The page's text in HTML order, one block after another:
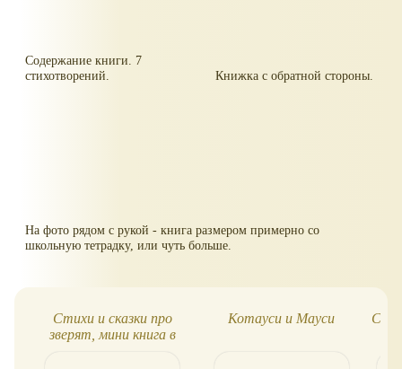
Содержание книги. 7
стихотворений.
Книжка с обратной стороны.
На фото рядом с рукой - книга размером примерно со
школьную тетрадку, или чуть больше.
Стихи и сказки про
зверят, мини книга в
Котауси и Мауси